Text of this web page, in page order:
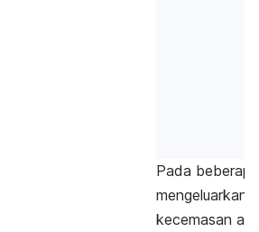
Pada
mengeluarkan
kecemasan